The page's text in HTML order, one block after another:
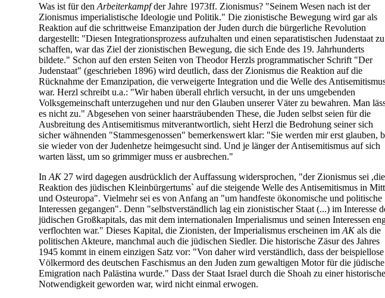
Was ist für den Arbeiterkampfder Jahre 1973ff. Zionismus? "Seinem Wesen nach ist der
Zionismus imperialistische Ideologie und Politik." Die zionistische Bewegung wird gar als
Reaktion auf die schrittweise Emanzipation der Juden durch die bürgerliche Revolution
dargestellt: "Diesen Integrationsprozess aufzuhalten und einen separatistischen Judenstaat zu
schaffen, war das Ziel der zionistischen Bewegung, die sich Ende des 19. Jahrhunderts
bildete." Schon auf den ersten Seiten von Theodor Herzls programmatischer Schrift "Der
Judenstaat" (geschrieben 1896) wird deutlich, dass der Zionismus die Reaktion auf die
Rücknahme der Emanzipation, die verweigerte Integration und die Welle des
war. Herzl schreibt u.a.: "Wir haben überall ehrlich versucht, in der uns umgebenden
Volksgemeinschaft unterzugehen und nur den Glauben unserer Väter zu bewahren. Man
es nicht zu." Abgesehen von seiner haarsträubenden These, die Juden selbst seien für die
Ausbreitung des Antisemitismus mitverantwortlich, sieht Herzl die Bedrohung seiner sich
sicher wähnenden "Stammesgenossen" bemerkenswert klar: "Sie werden mir erst glauben,
sie wieder von der Judenhetze heimgesucht sind. Und je länger der Antisemitismus auf sich
warten lässt, um so grimmiger muss er ausbrechen."
In AK27 wird dagegen ausdrücklich der Auffassung widersprochen, "der Zionismus sei ,die
Reaktion des jüdischen Kleinbürgertums` auf die steigende Welle des Antisemitismus in
und Osteuropa". Vielmehr sei es von Anfang an "um handfeste ökonomische und politische
Interessen gegangen". Denn "selbstverständlich lag ein zionistischer Staat (...) im Interesse
jüdischen Großkapitals, das mit dem internationalen Imperialismus und seinen Interessen
verflochten war." Dieses Kapital, die Zionisten, der Imperialismus erscheinen im AKals die
politischen Akteure, manchmal auch die jüdischen Siedler. Die historische Zäsur des Jahres
1945 kommt in einem einzigen Satz vor: "Von daher wird verständlich, dass der beispiellose
Völkermord des deutschen Faschismus an den Juden zum gewaltigen Motor für die jüdische
Emigration nach Palästina wurde." Dass der Staat Israel durch die Shoah zu einer
Notwendigkeit geworden war, wird nicht einmal erwogen.